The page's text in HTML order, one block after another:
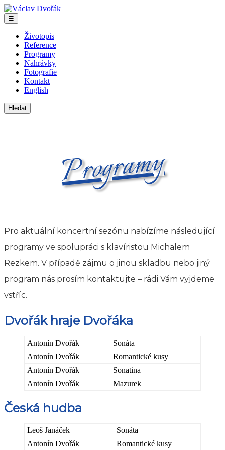
Skip
to
the
content
Václav
Dvořák
☰
Životopis
Reference
Programy
Nahrávky
Fotografie
Kontakt
English
Vyhledávání
Programy
Pro aktuální koncertní sezónu nabízíme následující
programy ve spolupráci s klavíristou Michalem
Rezkem. V případě zájmu o jinou skladbu nebo jiný
program nás prosím kontaktujte – rádi Vám vyjdeme
vstříc.
Dvořák hraje Dvořáka
Antonín Dvořák
Sonáta
Antonín Dvořák
Romantické kusy
Antonín Dvořák
Sonatina
Antonín Dvořák
Mazurek
Česká hudba
Leoš Janáček
Sonáta
Antonín Dvořák
Romantické kusy